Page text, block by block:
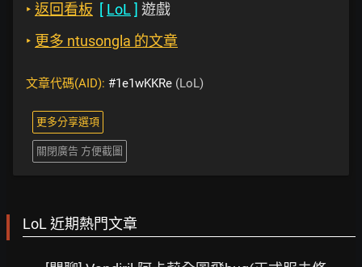
‣ 返回看板 [ LoL] 遊戲
‣ 更多 ntusongla 的文章
文章代碼(AID): #1e1wKKRe (LoL)
更多分享選項
關閉廣告 方便截圖
LoL 近期熱門文章